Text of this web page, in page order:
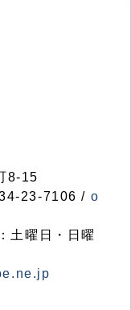
8-15
23-7106 / o
土曜日・日曜